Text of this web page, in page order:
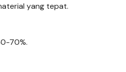
yang tepat.
70%.